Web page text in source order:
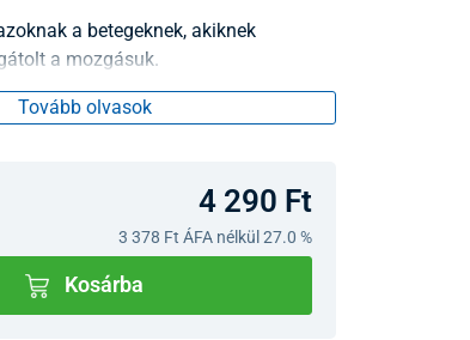
a betegeknek, akiknek
a mozgásuk.
Tovább olvasok
4 290 Ft
3 378 Ft ÁFA nélkül 27.0 %
Kosárba